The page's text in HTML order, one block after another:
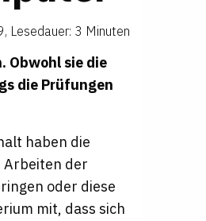
, Lesedauer: 3 Minuten
Obwohl sie die
die Prüfungen
haben die
Arbeiten der
oder diese
mit, dass sich